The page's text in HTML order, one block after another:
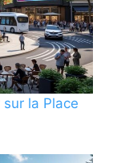
la Place